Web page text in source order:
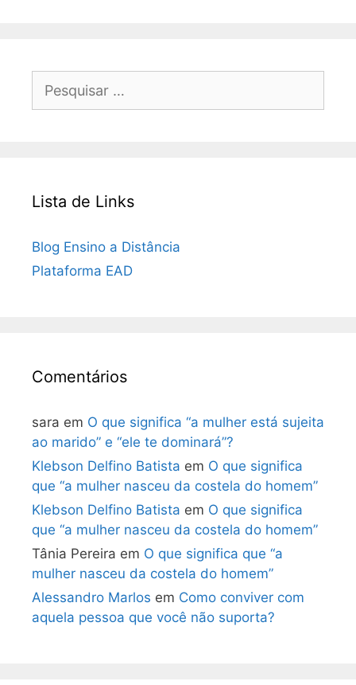
por:
Lista de Links
Blog Ensino a Distância
Plataforma EAD
Comentários
sara em O que significa “a mulher está sujeita
ao marido” e “ele te dominará”?
Klebson Delfino Batista em O que significa
que “a mulher nasceu da costela do homem”
Klebson Delfino Batista em O que significa
que “a mulher nasceu da costela do homem”
Tânia Pereira em O que significa que “a
mulher nasceu da costela do homem”
Alessandro Marlos em Como conviver com
aquela pessoa que você não suporta?